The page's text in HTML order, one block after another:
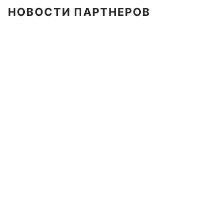
НОВОСТИ ПАРТНЕРОВ